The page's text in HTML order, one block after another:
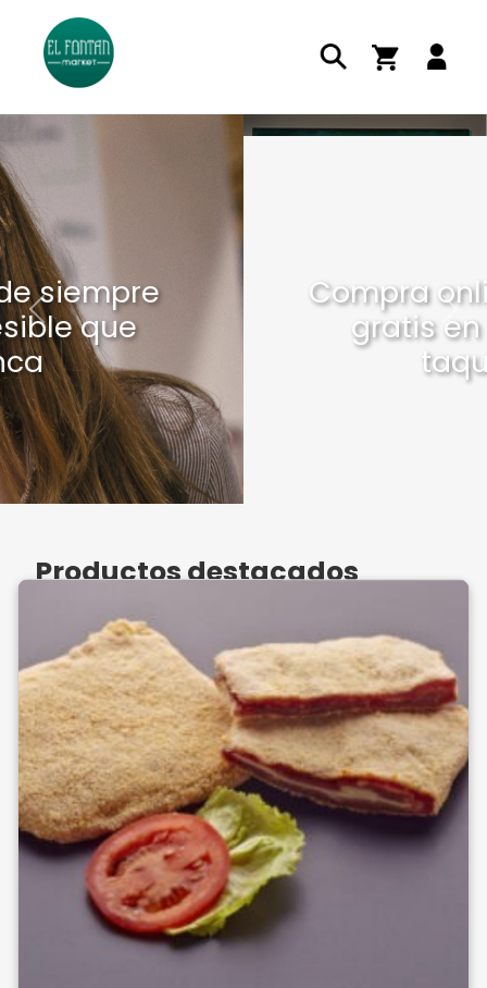
Compra online y recoge
gratis en nuestras
Previous Next
Productos destacados